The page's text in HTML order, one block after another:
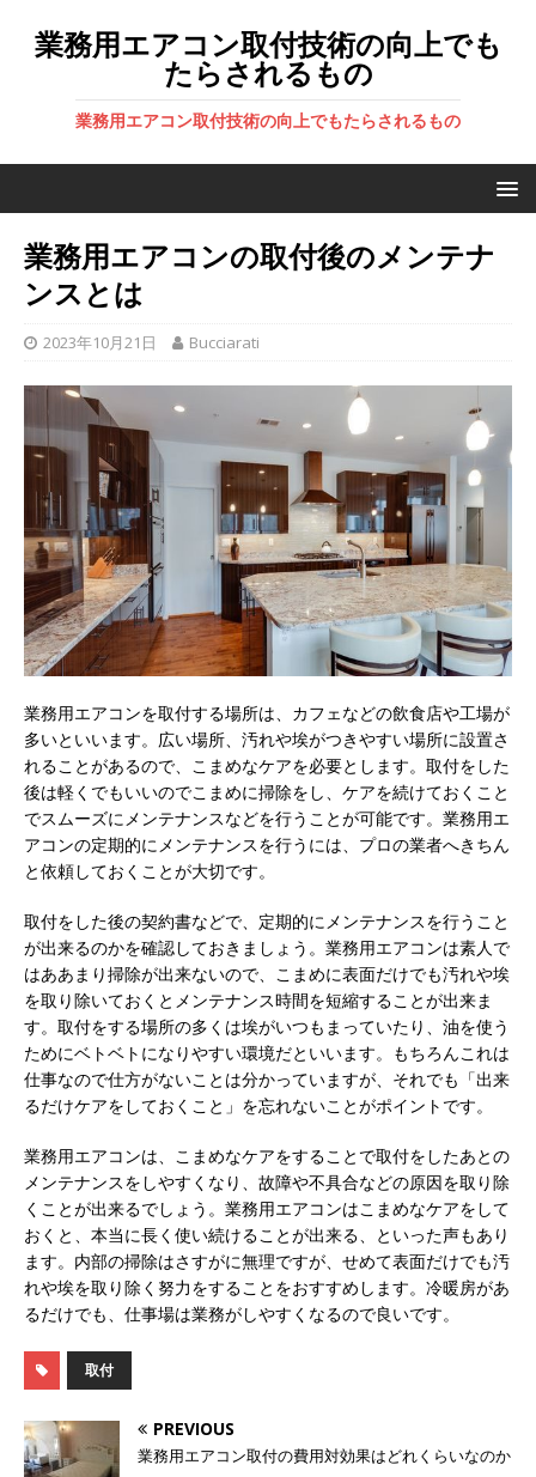
業務用エアコン取付技術の向上でも
たらされるもの
業務用エアコン取付技術の向上でもたらされるもの
業務用エアコンの取付後のメンテナ
ンスとは
2023年10月21日 Bucciarati
業務用エアコンを取付する場所は、カフェなどの飲食店や工場が
多いといいます。 広い場所、汚れや埃がつきやすい場所に設置さ
れることがあるので、こまめなケアを必要とします。取付をした
後は軽くでもいいのでこまめに掃除をし、ケアを続けておくこと
でスムーズにメンテナンスなどを行うことが可能です。業務用エ
アコンの定期的にメンテナンスを行うには、プロの業者へきちん
と依頼しておくことが大切です。
取付をした後の契約書などで、定期的にメンテナンスを行うこと
が出来るのかを確認しておきましょう。業務用エアコンは素人で
はああまり掃除が出来ないので、こまめに表面だけでも汚れや埃
を取り除いておくとメンテナンス時間を短縮することが出来ま
す。取付をする場所の多くは埃がいつもまっていたり、油を使う
ためにベトベトになりやすい環境だといいます。もちろんこれは
仕事なので仕方がないことは分かっていますが、それでも「出来
るだけケアをしておくこと」を忘れないことがポイントです。
業務用エアコンは、こまめなケアをすることで取付をしたあとの
メンテナンスをしやすくなり、故障や不具合などの原因を取り除
くことが出来るでしょう。業務用エアコンはこまめなケアをして
おくと、本当に長く使い続けることが出来る、といった声もあり
ます。内部の掃除はさすがに無理ですが、せめて表面だけでも汚
れや埃を取り除く努力をすることをおすすめします。冷暖房があ
るだけでも、仕事場は業務がしやすくなるので良いです。
取付
PREVIOUS
業務用エアコン取付の費用対効果はどれくらいなのか